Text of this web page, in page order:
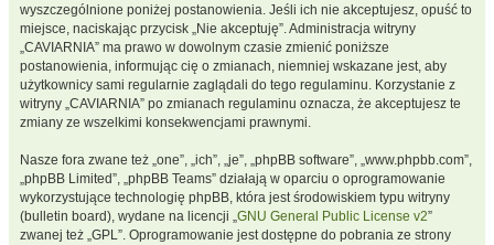
wyszczególnione poniżej postanowienia. Jeśli ich nie akceptujesz, opuść to
miejsce, naciskając przycisk „Nie akceptuję”. Administracja witryny
„CAVIARNIA” ma prawo w dowolnym czasie zmienić poniższe
postanowienia, informując cię o zmianach, niemniej wskazane jest, aby
użytkownicy sami regularnie zaglądali do tego regulaminu. Korzystanie z
witryny „CAVIARNIA” po zmianach regulaminu oznacza, że akceptujesz te
zmiany ze wszelkimi konsekwencjami prawnymi.
Nasze fora zwane też „one”, „ich”, „je”, „phpBB software”, „www.phpbb.com”,
„phpBB Limited”, „phpBB Teams” działają w oparciu o oprogramowanie
wykorzystujące technologię phpBB, która jest środowiskiem typu witryny
(bulletin board), wydane na licencji „GNU General Public License v2”
zwanej też „GPL”. Oprogramowanie jest dostępne do pobrania ze strony